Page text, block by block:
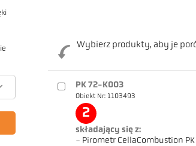
Wybierz produkty, aby je
PK 72-K003
Obiekt Nr: 1103493
2
składający się z:
- Pirometr CellaCombustion PK